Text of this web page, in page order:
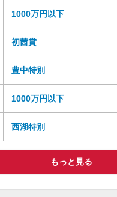
1000万円以下
初茜賞
豊中特別
1000万円以下
西湖特別
もっと見る